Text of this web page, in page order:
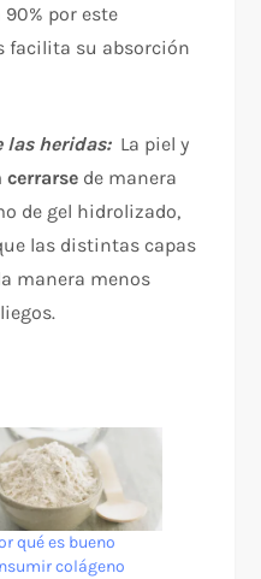
por este
facilita su absorción
las heridas:La piel y
de manera
de gel hidrolizado,
las distintas capas
manera menos
qué es bueno
colágeno